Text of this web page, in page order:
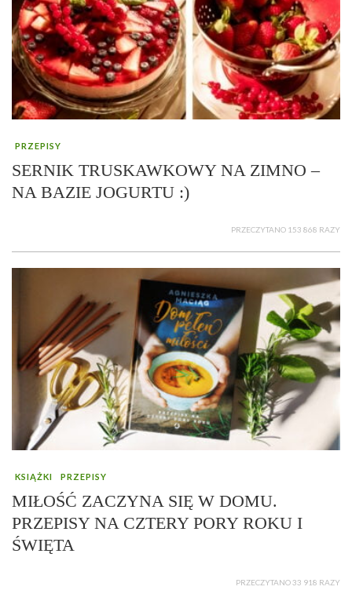
PRZEPISY
SERNIK TRUSKAWKOWY NA ZIMNO –
NA BAZIE JOGURTU :)
PRZECZYTANO 153 868 RAZY
KSIĄŻKI PRZEPISY
MIŁOŚĆ ZACZYNA SIĘ W DOMU.
PRZEPISY NA CZTERY PORY ROKU I
ŚWIĘTA
PRZECZYTANO 33 918 RAZY